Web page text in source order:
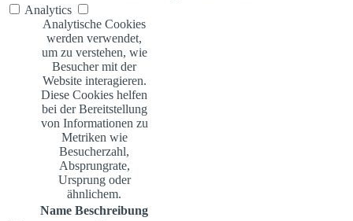
Analytics
Analytische Cookies
werden verwendet,
um zu verstehen, wie
Besucher mit der
Website interagieren.
Diese Cookies helfen
bei der Bereitstellung
von Informationen zu
Metriken wie
Besucherzahl,
Absprungrate,
Ursprung oder
ähnlichem.
Name Beschreibung